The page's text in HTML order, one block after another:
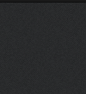
ژ وه‌لاتییان دكه‌ت